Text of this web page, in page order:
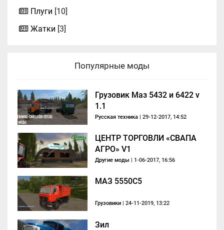
Плуги [10]
Жатки [3]
Популярные моды
Грузовик Маз 5432 и 6422 v
1.1
Русская техника | 29-12-2017, 14:52
ЦЕНТР ТОРГОВЛИ «СВАПА
АГРО» V1
Другие моды | 1-06-2017, 16:56
МАЗ 5550C5
Грузовики | 24-11-2019, 13:22
Зил